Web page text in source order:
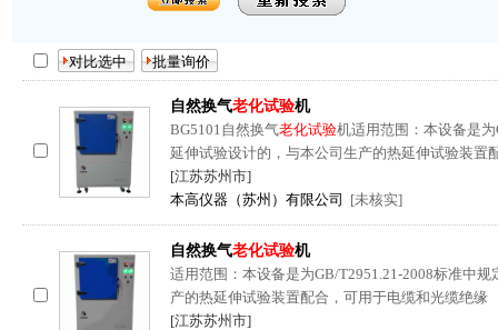
自然换气老化试验机
BG5101自然换气老化试验机适用范围：本设备是
延伸试验设计的，与本公司生产的热延伸试验装置
[江苏苏州市]
本高仪器（苏州）有限公司
[未核实]
自然换气老化试验机
适用范围：本设备是为GB/T2951.21-2008标准中
产的热延伸试验装置配合，可用于电缆和光缆绝缘
[江苏苏州市]